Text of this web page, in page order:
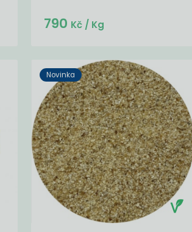
Do košíku:
790 Kč / Kg
Novinka